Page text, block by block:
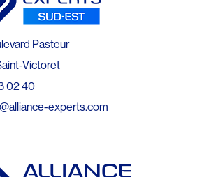
Pasteur
Victoret
02 40
experts.com